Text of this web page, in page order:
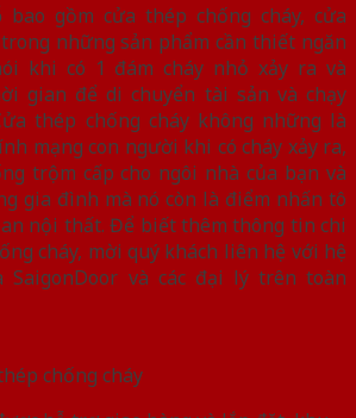
bao gồm cửa thép chống cháy, cửa
những sản phẩm cần thiết ngăn
khi có 1 đám cháy nhỏ xảy ra và
gian để di chuyển tài sản và chạy
thép chống cháy không những là
mạng con người khi có cháy xảy ra,
trộm cấp cho ngôi nhà của bạn và
gia đình mà nó còn là điểm nhấn tô
nội thất. Để biết thêm thông tin chi
cháy, mời quý khách liên hệ với hệ
SaigonDoor và các đại lý trên toàn
chống cháy